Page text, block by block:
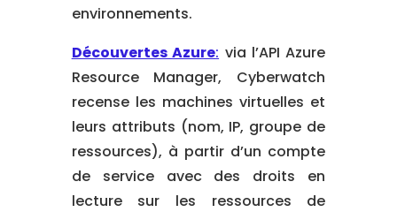
environnements.
Découvertes Azure: via l’API Azure
Resource Manager, Cyberwatch
recense les machines virtuelles et
leurs attributs (nom, IP, groupe de
ressources), à partir d’un compte
de service avec des droits en
lecture sur les ressources de